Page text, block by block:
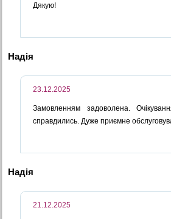
Дякую!
Надія
23.12.2025
Замовленням задоволена.
справдились. Дуже приємне
Надія
21.12.2025